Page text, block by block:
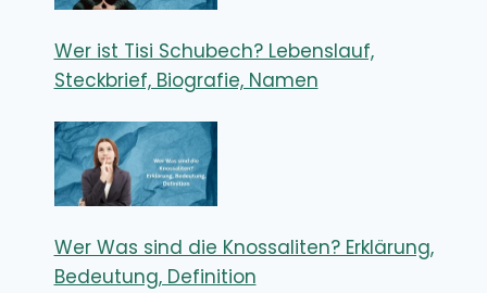
Wer ist Tisi Schubech? Lebenslauf,
Steckbrief, Biografie, Namen
Wer Was sind die Knossaliten? Erklärung,
Bedeutung, Definition